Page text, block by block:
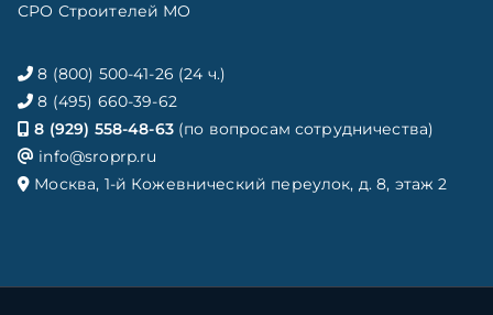
СРО Строителей МО
8 (800) 500-41-26 (24 ч.)
8 (495) 660-39-62
8 (929) 558-48-63(по вопросам сотрудничества)
info@sroprp.ru
Москва, 1-й Кожевнический переулок, д. 8, этаж 2